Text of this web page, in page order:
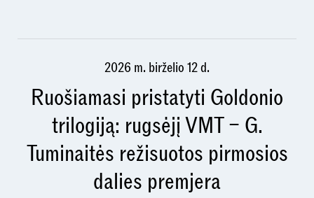
2026 m. birželio 12 d.
Ruošiamasi pristatyti Goldonio
trilogiją: rugsėjį VMT – G.
Tuminaitės režisuotos pirmosios
dalies premjera